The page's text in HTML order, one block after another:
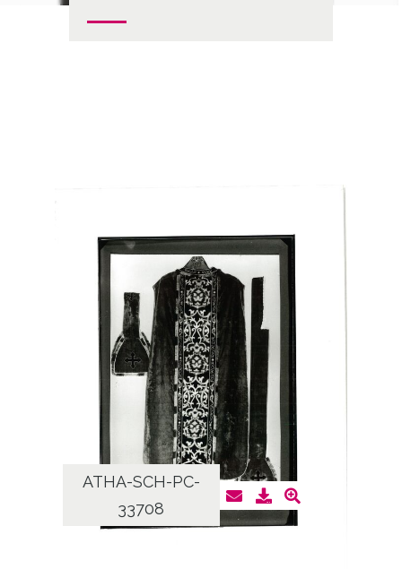
ATHA-SCH-PC-
33708